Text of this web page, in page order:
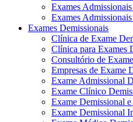
Exames
Exames
Exames Demissionais
Clínica de Exame
Clínica para Exames
Consultório de
Empresas de Exame
Exame Admissional
Exame Clínico
Exame Demissional
Exame Demissional